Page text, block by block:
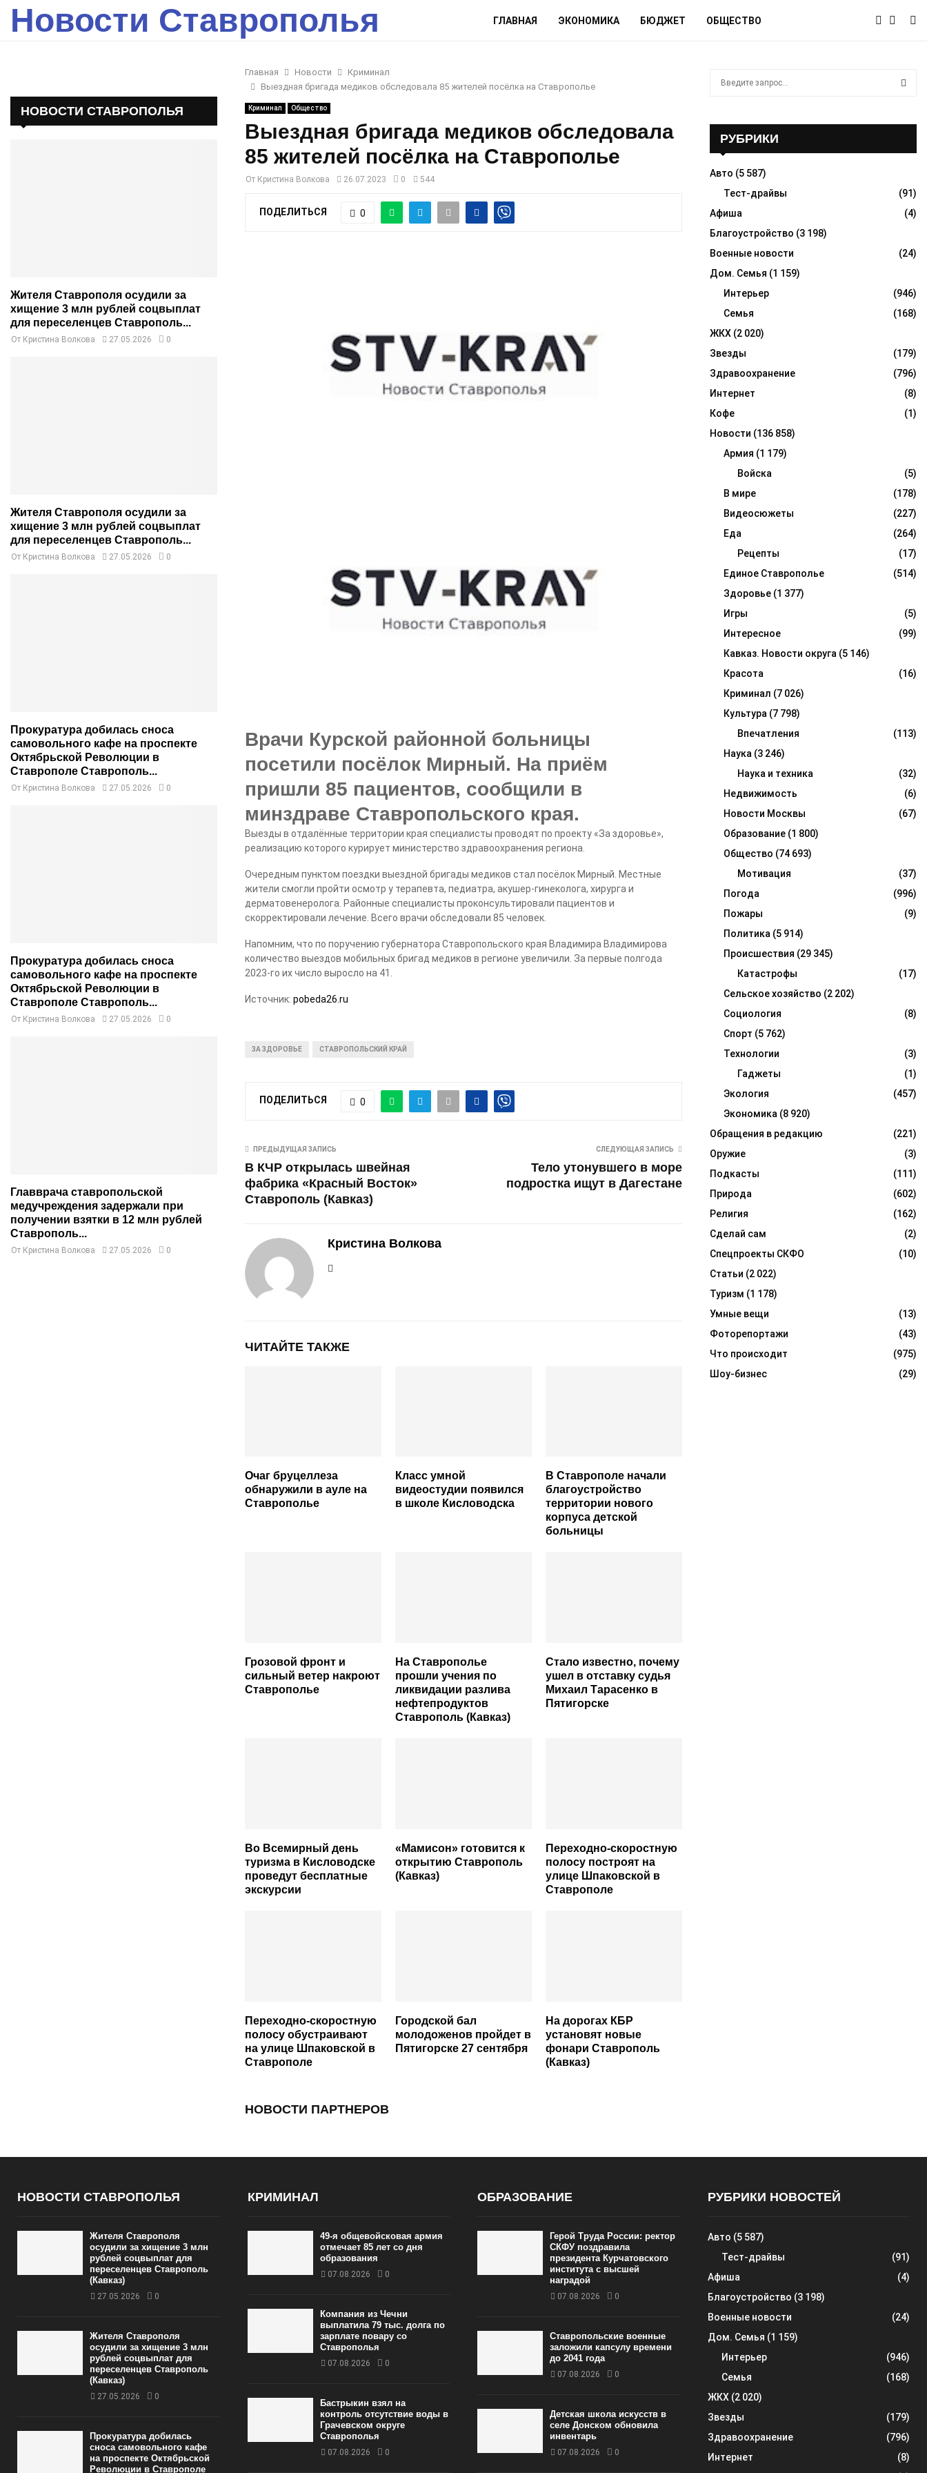
Новости Ставрополья ГЛАВНАЯ ЭКОНОМИКА БЮДЖЕТ ОБЩЕСТВО
Главная Новости
Криминал
Выездная бригада медиков обследовала 85 жителей посёлка на Ставрополье
Криминал Общество
Выездная бригада медиков обследовала
85 жителей посёлка на Ставрополье
От Кристина Волкова 26.07.2023 0 544
ПОДЕЛИТЬСЯ 0
Врачи Курской районной больницы
посетили посёлок Мирный. На приём
пришли 85 пациентов, сообщили в
минздраве Ставропольского края.
Выезды в отдалённые территории края специалисты проводят по проекту «За здоровье»,
реализацию которого курирует министерство здравоохранения региона.
Очередным пунктом поездки выездной бригады медиков стал посёлок Мирный. Местные
жители смогли пройти осмотр у терапевта, педиатра, акушер-гинеколога, хирурга и
дерматовенеролога. Районные специалисты проконсультировали пациентов и
скорректировали лечение. Всего врачи обследовали 85 человек.
Напомним, что по поручению губернатора Ставропольского края Владимира Владимирова
количество выездов мобильных бригад медиков в регионе увеличили. За первые полгода
2023-го их число выросло на 41.
Источник: pobeda26.ru
ЗА ЗДОРОВЬЕ СТАВРОПОЛЬСКИЙ КРАЙ
ПОДЕЛИТЬСЯ 0
ПРЕДЫДУЩАЯ ЗАПИСЬ
В КЧР открылась швейная
фабрика «Красный Восток»
Ставрополь (Кавказ)
СЛЕДУЮЩАЯ ЗАПИСЬ
Тело утонувшего в море
подростка ищут в Дагестане
Кристина Волкова
ЧИТАЙТЕ ТАКЖЕ
Очаг бруцеллеза
обнаружили в ауле на
Ставрополье
Класс умной
видеостудии появился
в школе Кисловодска
В Ставрополе начали
благоустройство
территории нового
корпуса детской
больницы
Грозовой фронт и
сильный ветер накроют
Ставрополье
На Ставрополье
прошли учения по
ликвидации разлива
нефтепродуктов
Ставрополь (Кавказ)
Стало известно, почему
ушел в отставку судья
Михаил Тарасенко в
Пятигорске
Во Всемирный день
туризма в Кисловодске
проведут бесплатные
экскурсии
«Мамисон» готовится к
открытию Ставрополь
(Кавказ)
Переходно-скоростную
полосу построят на
улице Шпаковской в
Ставрополе
Переходно-скоростную
полосу обустраивают
на улице Шпаковской в
Ставрополе
Городской бал
молодоженов пройдет в
Пятигорске 27 сентября
На дорогах КБР
установят новые
фонари Ставрополь
(Кавказ)
НОВОСТИ ПАРТНЕРОВ
НОВОСТИ СТАВРОПОЛЬЯ
Жителя Ставрополя осудили за
хищение 3 млн рублей соцвыплат
для переселенцев Ставрополь...
От Кристина Волкова 27.05.2026 0
Жителя Ставрополя осудили за
хищение 3 млн рублей соцвыплат
для переселенцев Ставрополь...
От Кристина Волкова 27.05.2026 0
Прокуратура добилась сноса
самовольного кафе на проспекте
Октябрьской Революции в
Ставрополе Ставрополь...
От Кристина Волкова 27.05.2026 0
Прокуратура добилась сноса
самовольного кафе на проспекте
Октябрьской Революции в
Ставрополе Ставрополь...
От Кристина Волкова 27.05.2026 0
Главврача ставропольской
медучреждения задержали при
получении взятки в 12 млн рублей
Ставрополь...
От Кристина Волкова 27.05.2026 0
o
R
C
H
РУБРИКИ
Авто (5 587)
Тест-драйвы
(91)
Афиша
(4)
Благоустройство (3 198)
Военные новости
(24)
Дом. Семья (1 159)
Интерьер
(946)
Семья
(168)
ЖКХ (2 020)
Звезды
(179)
Здравоохранение
(796)
Интернет
(8)
Кофе
(1)
Новости (136 858)
Армия (1 179)
Войска
(5)
В мире
(178)
Видеосюжеты
(227)
Еда
(264)
Рецепты
(17)
Единое Ставрополье
(514)
Здоровье (1 377)
Игры
(5)
Интересное
(99)
Кавказ. Новости округа (5 146)
Красота
(16)
Криминал (7 026)
Культура (7 798)
Впечатления
(113)
Наука (3 246)
Наука и техника
(32)
Недвижимость
(6)
Новости Москвы
(67)
Образование (1 800)
Общество (74 693)
Мотивация
(37)
Погода
(996)
Пожары
(9)
Политика (5 914)
Происшествия (29 345)
Катастрофы
(17)
Сельское хозяйство (2 202)
Социология
(8)
Спорт (5 762)
Технологии
(3)
Гаджеты
(1)
Экология
(457)
Экономика (8 920)
Обращения в редакцию
(221)
Оружие
(3)
Подкасты
(111)
Природа
(602)
Религия
(162)
Сделай сам
(2)
Спецпроекты СКФО
(10)
Статьи (2 022)
Туризм (1 178)
Умные вещи
(13)
Фоторепортажи
(43)
Что происходит
(975)
Шоу-бизнес
(29)
НОВОСТИ СТАВРОПОЛЬЯ
Жителя Ставрополя
осудили за хищение 3 млн
рублей соцвыплат для
переселенцев Ставрополь
(Кавказ)
27.05.2026 0
Жителя Ставрополя
осудили за хищение 3 млн
рублей соцвыплат для
переселенцев Ставрополь
(Кавказ)
27.05.2026 0
Прокуратура добилась
сноса самовольного кафе
на проспекте Октябрьской
Революции в Ставрополе
КРИМИНАЛ
49‑я общевойсковая армия
отмечает 85 лет со дня
образования
07.08.2026 0
Компания из Чечни
выплатила 79 тыс. долга по
зарплате повару со
Ставрополья
07.08.2026 0
Бастрыкин взял на
контроль отсутствие воды в
Грачевском округе
Ставрополья
07.08.2026 0
ОБРАЗОВАНИЕ
Герой Труда России: ректор
СКФУ поздравила
президента Курчатовского
института с высшей
наградой
07.08.2026 0
Ставропольские военные
заложили капсулу времени
до 2041 года
07.08.2026 0
Детская школа искусств в
селе Донском обновила
инвентарь
07.08.2026 0
РУБРИКИ НОВОСТЕЙ
Авто (5 587)
Тест-драйвы
(91)
Афиша
(4)
Благоустройство (3 198)
Военные новости
(24)
Дом. Семья (1 159)
Интерьер
(946)
Семья
(168)
ЖКХ(2 020)
Звезды
(179)
Здравоохранение
(796)
Интернет
(8)